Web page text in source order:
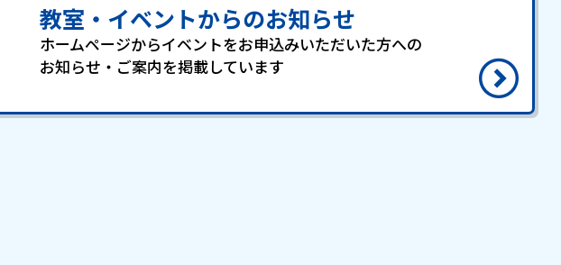
教室・イベントからのお知らせ
ホームページからイベントをお申込みいただいた方への
お知らせ・ご案内を掲載しています